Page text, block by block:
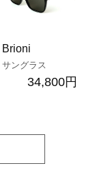
Brioni
サングラス
34,800円